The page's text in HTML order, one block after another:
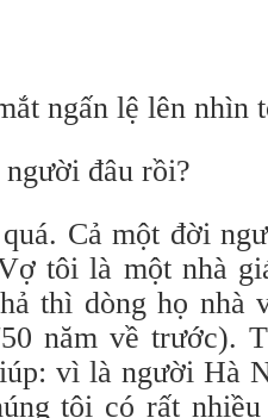
ngấn lệ lên nhìn
đâu rồi?
Cả một đời
tôi là một nhà
thì dòng họ nhà
năm về trước).
vì là người Hà
tôi có rất